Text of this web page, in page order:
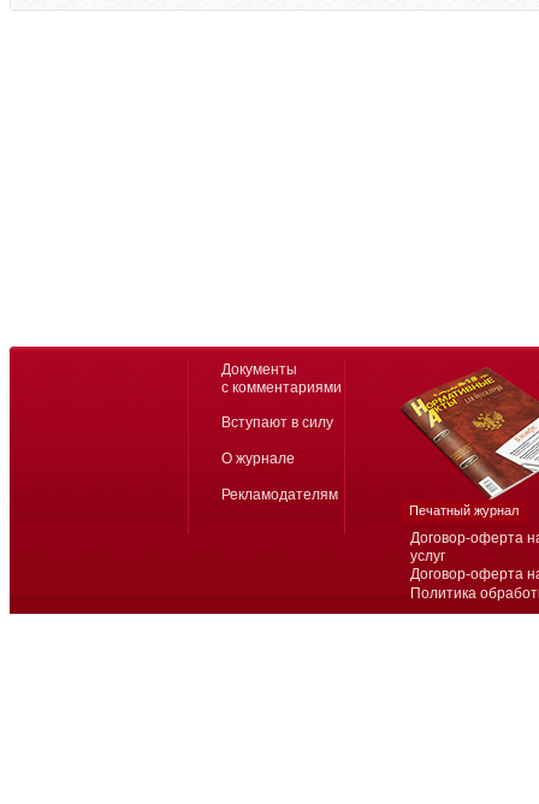
Договор-оферта
услуг
Договор-оферта
Политика
Документы
с комментариями
Вступают в силу
О журнале
Рекламодателям
Печатный журнал